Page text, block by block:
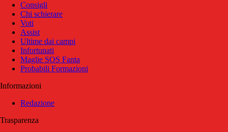
Consigli
Chi schierare
Voti
Assist
Ultime dai campi
Infortunati
Maglie SOS Fanta
Probabili Formazioni
Informazioni
Redazione
Trasparenza